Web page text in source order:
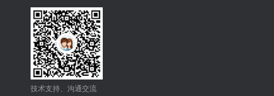
技术支持、沟通交流